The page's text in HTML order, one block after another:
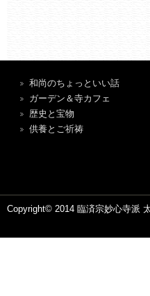
和尚のちょっといい話
ガーデン＆寺カフェ
歴史と宝物
供養とご祈祷
Copyright© 2014 臨済宗妙心寺派